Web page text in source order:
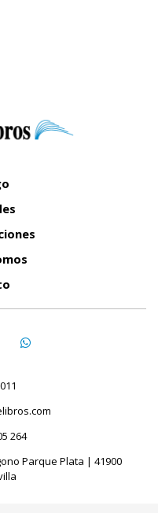
264
Parque Plata | 41900